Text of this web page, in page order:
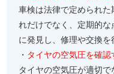
車検は法律で定められ
れだけでなく、定期的
に発見し、修理や交換を
・ タイヤの空気圧を確認
タイヤの空気圧が適切